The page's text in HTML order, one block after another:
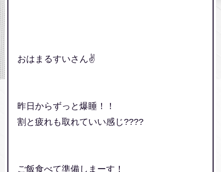
おはまるすいさん✌️
昨日からずっと爆睡！！
割と疲れも取れていい感じ????
ご飯食べて準備しまーす！